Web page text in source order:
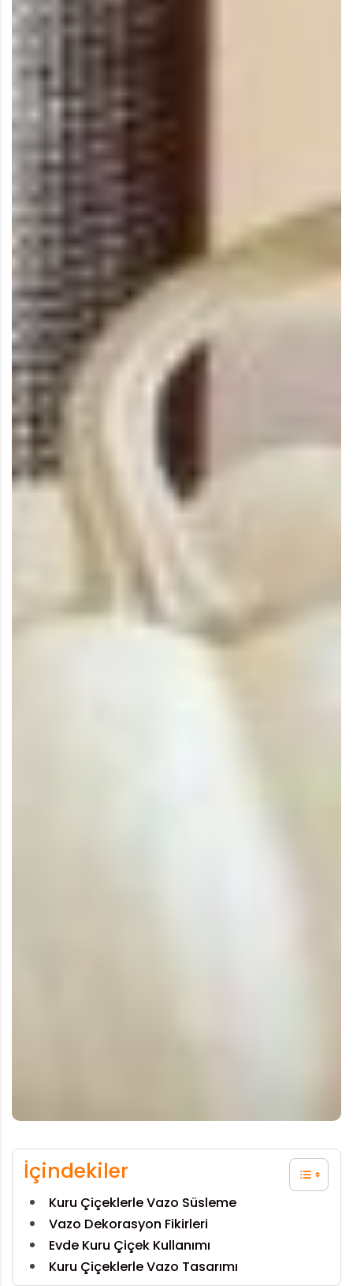
İçindekiler
Kuru Çiçeklerle Vazo Süsleme
Vazo Dekorasyon Fikirleri
Evde Kuru Çiçek Kullanımı
Kuru Çiçeklerle Vazo Tasarımı